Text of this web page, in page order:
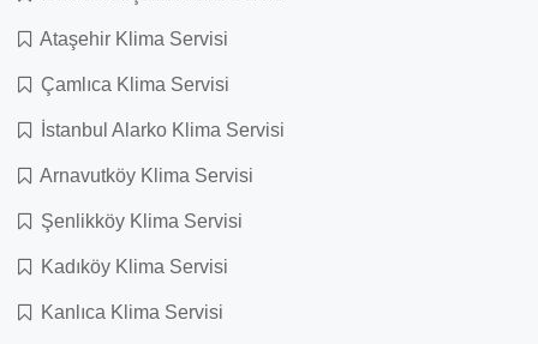
Ataşehir Klima Servisi
Çamlıca Klima Servisi
İstanbul Alarko Klima Servisi
Arnavutköy Klima Servisi
Şenlikköy Klima Servisi
Kadıköy Klima Servisi
Kanlıca Klima Servisi